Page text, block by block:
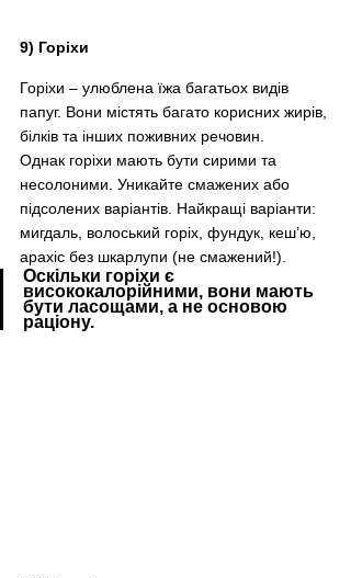
9) Горіхи
Горіхи – улюблена їжа багатьох видів
папуг. Вони містять багато корисних жирів,
білків та інших поживних речовин.
Однак горіхи мають бути сирими та
несолоними. Уникайте смажених або
підсолених варіантів. Найкращі варіанти:
мигдаль, волоський горіх, фундук, кеш’ю,
арахіс без шкарлупи (не смажений!).
Оскільки горіхи є
висококалорійними, вони мають
бути ласощами, а не основою
раціону.